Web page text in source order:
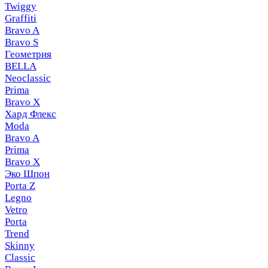
Twiggy
Graffiti
Bravo A
Bravo S
Геометрия
BELLA
Neoclassic
Prima
Bravo X
Хард Флекс
Moda
Bravo A
Prima
Bravo X
Эко Шпон
Porta Z
Legno
Vetro
Porta
Trend
Skinny
Classic